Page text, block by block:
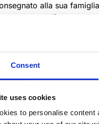
Consent
uses cookies
to personalise
alla sua
percorso di scoperta
intrecciata a